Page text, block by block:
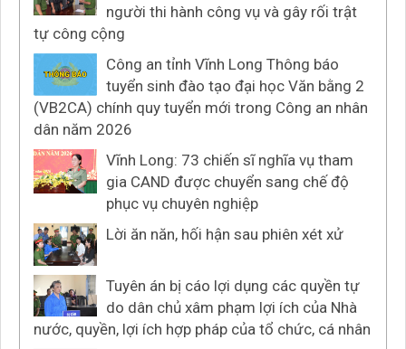
người thi hành công vụ và gây rối trật
tự công cộng
Công an tỉnh Vĩnh Long Thông báo
tuyển sinh đào tạo đại học Văn bằng 2
(VB2CA) chính quy tuyển mới trong Công an nhân
dân năm 2026
Vĩnh Long: 73 chiến sĩ nghĩa vụ tham
gia CAND được chuyển sang chế độ
phục vụ chuyên nghiệp
Lời ăn năn, hối hận sau phiên xét xử
Tuyên án bị cáo lợi dụng các quyền tự
do dân chủ xâm phạm lợi ích của Nhà
nước, quyền, lợi ích hợp pháp của tổ chức, cá nhân